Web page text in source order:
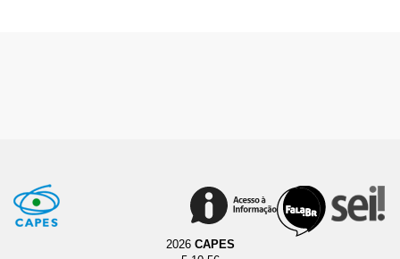
2026 CAPES